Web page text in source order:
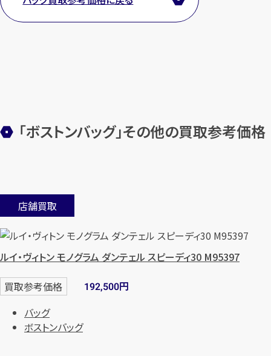
「ボストンバッグ」その他の買取参考価格
店舗買取
ルイ・ヴィトン モノグラム ダンテェル スピーディ30 M95397
買取参考価格 192,500円
バッグ
ボストンバッグ